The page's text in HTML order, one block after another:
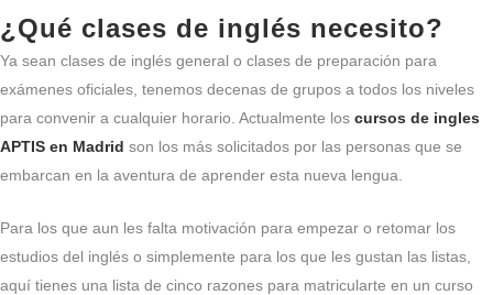
¿Qué clases de inglés necesito?
Ya sean clases de inglés general o clases de preparación para
exámenes oficiales, tenemos decenas de grupos a todos los niveles
para convenir a cualquier horario. Actualmente los cursos de ingles
APTIS en Madrid son los más solicitados por las personas que se
embarcan en la aventura de aprender esta nueva lengua.
Para los que aun les falta motivación para empezar o retomar los
estudios del inglés o simplemente para los que les gustan las listas,
aquí tienes una lista de cinco razones para matricularte en un curso